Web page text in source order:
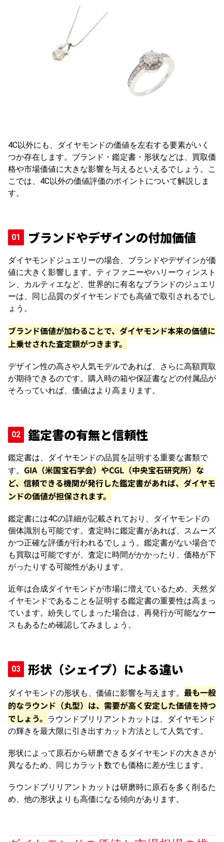
4C以外にも、ダイヤモンドの価値を左右する要素がいく
つか存在します。ブランド・鑑定書・形状などは、買取価
格や市場価値に大きな影響を与えるといえるでしょう。こ
こでは、4C以外の価値評価のポイントについて解説しま
す。
ブランドやデザインの付加価値
ダイヤモンドジュエリーの場合、ブランドやデザインが価
値に大きく影響します。ティファニーやハリーウィンスト
ン、カルティエなど、世界的に有名なブランドのジュエリ
ーは、同じ品質のダイヤモンドでも高値で取引されるでし
ょう。
ブランド価値が加わることで、ダイヤモンド本来の価値に
上乗せされた査定額がつきます。
デザイン性の高さや人気モデルであれば、さらに高額買取
が期待できるのです。購入時の箱や保証書などの付属品が
そろっていれば、価値はより高まります。
鑑定書の有無と信頼性
鑑定書は、ダイヤモンドの品質を証明する重要な書類で
す。 GIA（米国宝石学会）やCGL（中央宝石研究所）な
ど、信頼できる機関が発行した鑑定書があれば、ダイヤモ
ンドの価値が担保されます。
鑑定書には4Cの詳細が記載されており、ダイヤモンドの
個体識別も可能です。査定時に鑑定書があれば、スムーズ
かつ正確な評価が行われるでしょう。鑑定書がない場合で
も買取は可能ですが、査定に時間がかかったり、価格が下
がったりする可能性があります。
近年は合成ダイヤモンドが市場に増えているため、天然ダ
イヤモンドであることを証明する鑑定書の重要性は高まっ
ています。紛失してしまった場合は、再発行が可能なケー
スもあるため確認してみましょう。
形状（シェイプ）による違い
ダイヤモンドの形状も、価値に影響を与えます。 最も一般
的なラウンド（丸型）は、需要が高く安定した価値を持つ
でしょう。 ラウンドブリリアントカットは、ダイヤモンド
の輝きを最大限に引き出すカット方法として人気です。
形状によって原石から研磨できるダイヤモンドの大きさが
異なるため、同じカラット数でも価格に差が生じます。
ラウンドブリリアントカットは研磨時に原石を多く削るた
め、他の形状よりも高価になる傾向があります。